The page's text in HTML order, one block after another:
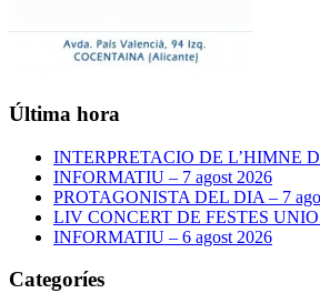
Última hora
INTERPRETACIO DE L’HIMNE
INFORMATIU – 7 agost 2026
PROTAGONISTA DEL DIA – 7
LIV CONCERT DE FESTES
INFORMATIU – 6 agost 2026
Categoríes